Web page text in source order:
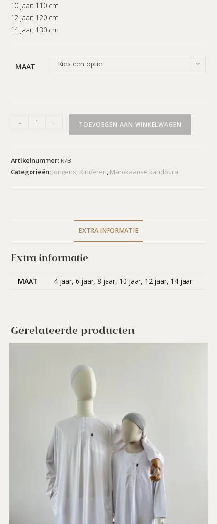
10 jaar: 110 cm
12 jaar: 120 cm
14 jaar: 130 cm
MAAT Kies een optie
- + TOEVOEGEN AAN WINKELWAGEN
Artikelnummer: N/B
Categorieën: Jongens Kinderen Marokaanse kandoura
EXTRA INFORMATIE
Extra informatie
MAAT 4 jaar, 6 jaar, 8 jaar, 10 jaar, 12 jaar, 14 jaar
Gerelateerde producten